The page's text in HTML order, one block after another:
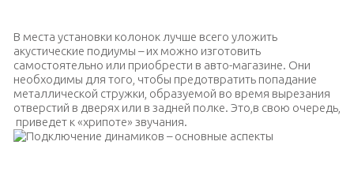
В места установки колонок лучше всего уложить
акустические подиумы – их можно изготовить
самостоятельно или приобрести в авто-магазине. Они
необходимы для того, чтобы предотвратить попадание
металлической стружки, образуемой во время вырезания
отверстий в дверях или в задней полке. Это,в свою очередь,
приведет к «хрипоте» звучания.